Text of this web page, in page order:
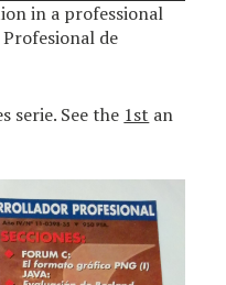
in a professional
Profesional de
serie. See the 1st an